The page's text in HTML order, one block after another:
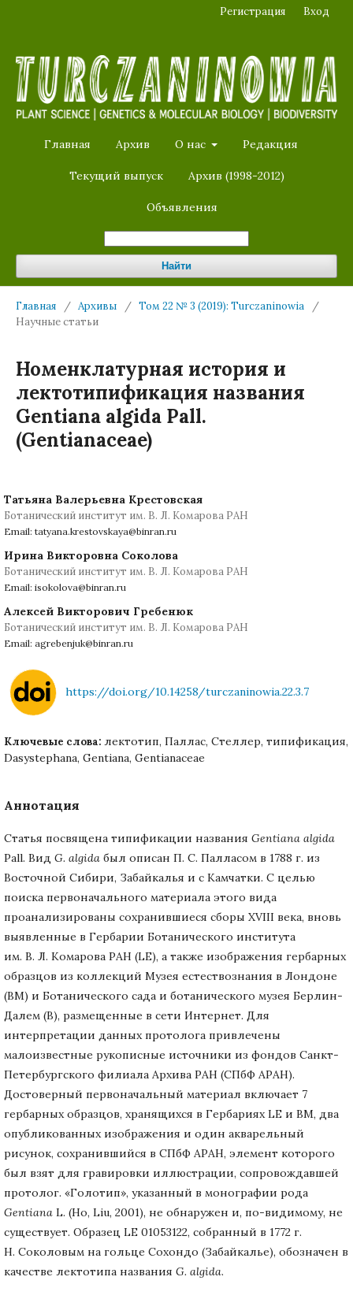
Главная Архив О нас Редакция
Текущий выпуск Архив (1998-2012)
Объявления
Найти
Регистрация Вход
Главная / Архивы / Том 22 № 3 (2019): Turczaninowia
/
Научные статьи
Номенклатурная история и
лектотипификация названия
Gentiana algida Pall.
(Gentianaceae)
Татьяна Валерьевна Крестовская
Ботанический институт им. В. Л. Комарова РАН
Email: tatyana.krestovskaya@binran.ru
Ирина Викторовна Соколова
Ботанический институт им. В. Л. Комарова РАН
Email: isokolova@binran.ru
Алексей Викторович Гребенюк
Ботанический институт им. В. Л. Комарова РАН
Email: agrebenjuk@binran.ru
https://doi.org/10.14258/turczaninowia.22.3.7
Ключевые слова: лектотип, Паллас, Стеллер, типификация,
Dasystephana, Gentiana, Gentianaceae
Аннотация
Статья посвящена типификации названия Gentiana algida
Pall. Вид G. algida был описан П. С. Палласом в 1788 г. из
Восточной Сибири, Забайкалья и с Камчатки. С целью
поиска первоначального материала этого вида
проанализированы сохранившиеся сборы XVIII века, вновь
выявленные в Гербарии Ботанического института
им. В. Л. Комарова РАН (LE), а также изображения гербарных
образцов из коллекций Музея естествознания в Лондоне
(ВМ) и Ботанического сада и ботанического музея Берлин-
Далем (B), размещенные в сети Интернет. Для
интерпретации данных протолога привлечены
малоизвестные рукописные источники из фондов Санкт-
Петербургского филиала Архива РАН (СПбФ АРАН).
Достоверный первоначальный материал включает 7
гербарных образцов, хранящихся в Гербариях LE и BM, два
опубликованных изображения и один акварельный
рисунок, сохранившийся в СПбФ АРАН, элемент которого
был взят для гравировки иллюстрации, сопровождавшей
протолог. «Голотип», указанный в монографии рода
Gentiana L. (Ho, Liu, 2001), не обнаружен и, по-видимому, не
существует. Образец LE 01053122, собранный в 1772 г.
Н. Соколовым на гольце Сохондо (Забайкалье), обозначен в
качестве лектотипа названия G. algida.